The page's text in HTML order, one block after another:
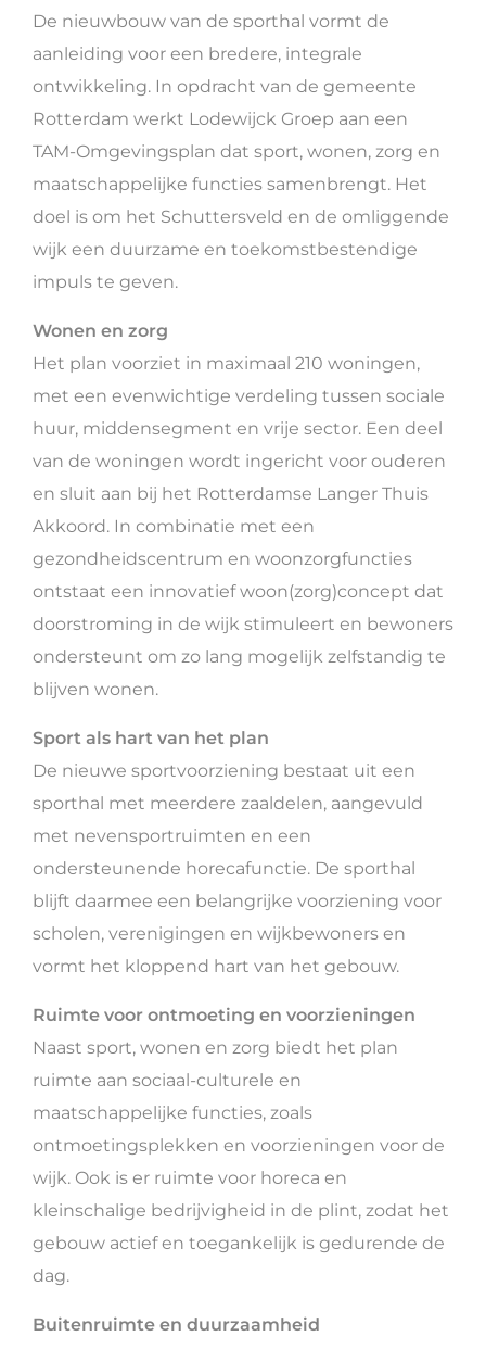
De nieuwbouw van de sporthal vormt de
aanleiding voor een bredere, integrale
ontwikkeling. In opdracht van de gemeente
Rotterdam werkt Lodewijck Groep aan een
TAM-Omgevingsplan dat sport, wonen, zorg en
maatschappelijke functies samenbrengt. Het
doel is om het Schuttersveld en de omliggende
wijk een duurzame en toekomstbestendige
impuls te geven.
Wonen en zorg
Het plan voorziet in maximaal 210 woningen,
met een evenwichtige verdeling tussen sociale
huur, middensegment en vrije sector. Een deel
van de woningen wordt ingericht voor ouderen
en sluit aan bij het Rotterdamse Langer Thuis
Akkoord. In combinatie met een
gezondheidscentrum en woonzorgfuncties
ontstaat een innovatief woon(zorg)concept dat
doorstroming in de wijk stimuleert en bewoners
ondersteunt om zo lang mogelijk zelfstandig te
blijven wonen.
Sport als hart van het plan
De nieuwe sportvoorziening bestaat uit een
sporthal met meerdere zaaldelen, aangevuld
met nevensportruimten en een
ondersteunende horecafunctie. De sporthal
blijft daarmee een belangrijke voorziening voor
scholen, verenigingen en wijkbewoners en
vormt het kloppend hart van het gebouw.
Ruimte voor ontmoeting en voorzieningen
Naast sport, wonen en zorg biedt het plan
ruimte aan sociaal-culturele en
maatschappelijke functies, zoals
ontmoetingsplekken en voorzieningen voor de
wijk. Ook is er ruimte voor horeca en
kleinschalige bedrijvigheid in de plint, zodat het
gebouw actief en toegankelijk is gedurende de
dag.
Buitenruimte en duurzaamheid